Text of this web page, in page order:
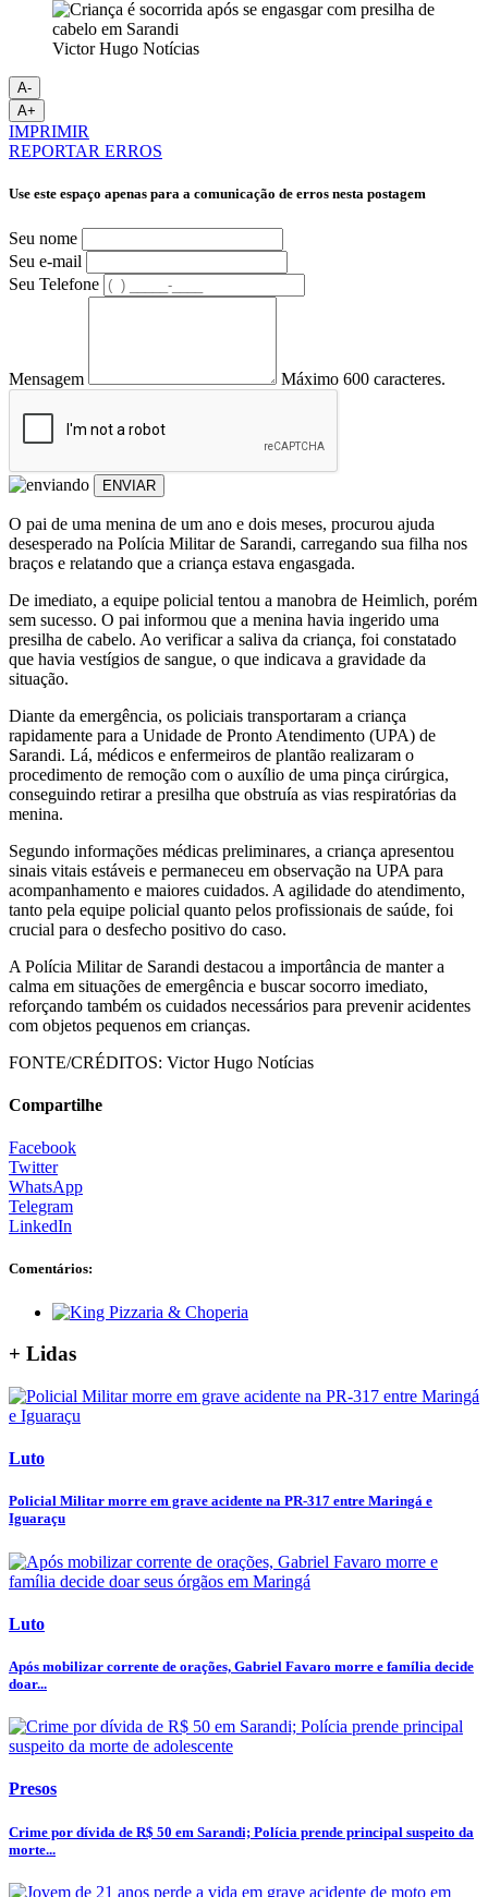
Victor Hugo Notícias
A-
A+
IMPRIMIR
REPORTAR ERROS
Use este espaço apenas para a comunicação de erros nesta postagem
Seu nome
Seu e-mail
Seu Telefone
Mensagem Máximo 600 caracteres.
ENVIAR
O pai de uma menina de um ano e dois meses, procurou ajuda
desesperado na Polícia Militar de Sarandi, carregando sua filha nos
braços e relatando que a criança estava engasgada.
De imediato, a equipe policial tentou a manobra de Heimlich, porém
sem sucesso. O pai informou que a menina havia ingerido uma
presilha de cabelo. Ao verificar a saliva da criança, foi constatado
que havia vestígios de sangue, o que indicava a gravidade da
situação.
Diante da emergência, os policiais transportaram a criança
rapidamente para a Unidade de Pronto Atendimento (UPA) de
Sarandi. Lá, médicos e enfermeiros de plantão realizaram o
procedimento de remoção com o auxílio de uma pinça cirúrgica,
conseguindo retirar a presilha que obstruía as vias respiratórias da
menina.
Segundo informações médicas preliminares, a criança apresentou
sinais vitais estáveis e permaneceu em observação na UPA para
acompanhamento e maiores cuidados. A agilidade do atendimento,
tanto pela equipe policial quanto pelos profissionais de saúde, foi
crucial para o desfecho positivo do caso.
A Polícia Militar de Sarandi destacou a importância de manter a
calma em situações de emergência e buscar socorro imediato,
reforçando também os cuidados necessários para prevenir acidentes
com objetos pequenos em crianças.
FONTE/CRÉDITOS: Victor Hugo Notícias
Compartilhe
Facebook
Twitter
WhatsApp
Telegram
LinkedIn
Comentários:
+ Lidas
Luto
Policial Militar morre em grave acidente na PR-317 entre Maringá e
Iguaraçu
Luto
Após mobilizar corrente de orações, Gabriel Favaro morre e família decide
doar...
Presos
Crime por dívida de R$ 50 em Sarandi; Polícia prende principal suspeito da
morte...